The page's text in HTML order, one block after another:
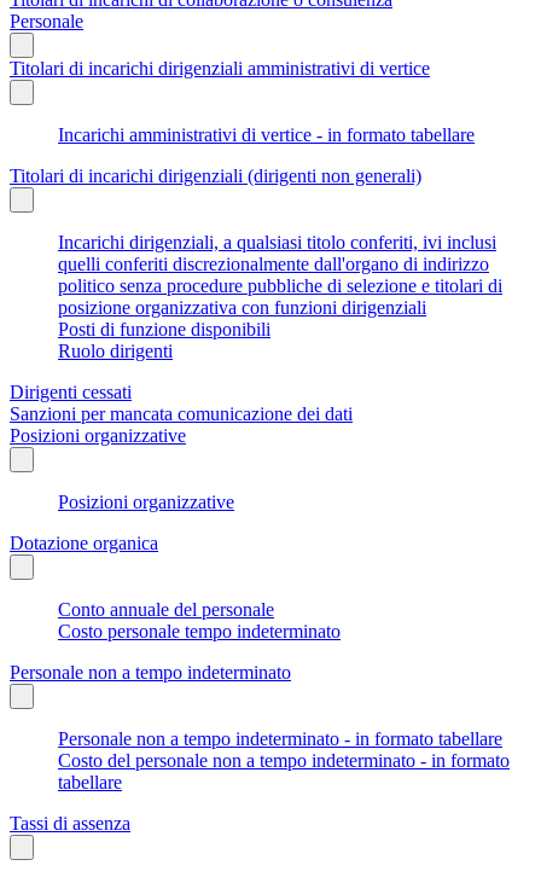
Personale
Titolari di incarichi dirigenziali amministrativi di vertice
Incarichi amministrativi di vertice - in formato tabellare
Titolari di incarichi dirigenziali (dirigenti non generali)
Incarichi dirigenziali, a qualsiasi titolo conferiti, ivi inclusi
quelli conferiti discrezionalmente dall'organo di indirizzo
politico senza procedure pubbliche di selezione e titolari di
posizione organizzativa con funzioni dirigenziali
Posti di funzione disponibili
Ruolo dirigenti
Dirigenti cessati
Sanzioni per mancata comunicazione dei dati
Posizioni organizzative
Posizioni organizzative
Dotazione organica
Conto annuale del personale
Costo personale tempo indeterminato
Personale non a tempo indeterminato
Personale non a tempo indeterminato - in formato tabellare
Costo del personale non a tempo indeterminato - in formato
tabellare
Tassi di assenza